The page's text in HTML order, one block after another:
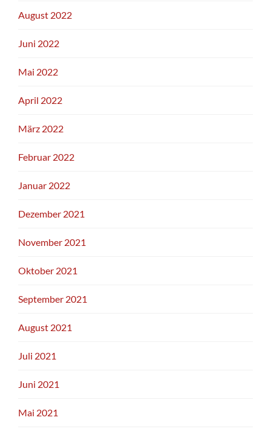
August 2022
Juni 2022
Mai 2022
April 2022
März 2022
Februar 2022
Januar 2022
Dezember 2021
November 2021
Oktober 2021
September 2021
August 2021
Juli 2021
Juni 2021
Mai 2021